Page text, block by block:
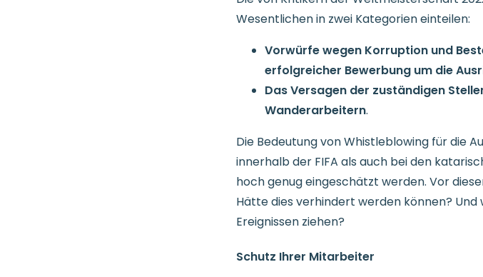
Wesentlichen in zwei Kategorien einteilen:
Vorwürfe wegen Korruption und
erfolgreicher Bewerbung um die
Das Versagen der zuständigen
Wanderarbeitern.
Die Bedeutung von Whistleblowing für die
innerhalb der FIFA als auch bei den
hoch genug eingeschätzt werden. Vor
Hätte dies verhindert werden können? Und
Ereignissen ziehen?
Schutz Ihrer Mitarbeiter